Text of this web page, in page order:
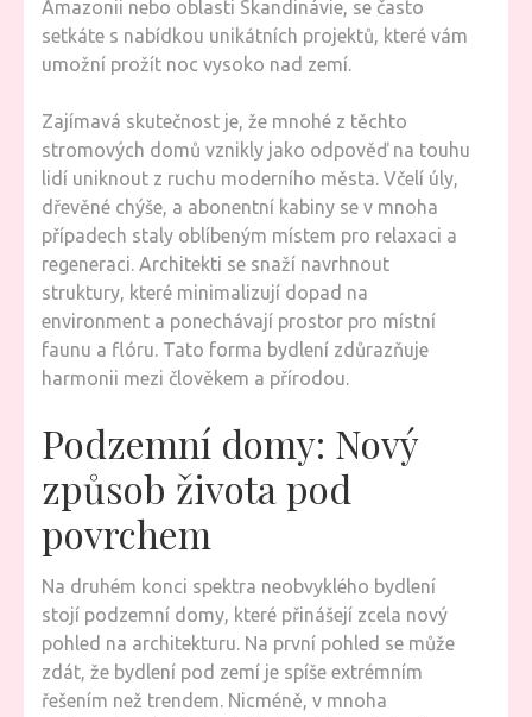
Amazonii nebo oblasti Skandinávie, se často
setkáte s nabídkou unikátních projektů, které vám
umožní prožít noc vysoko nad zemí.
Zajímavá skutečnost je, že mnohé z těchto
stromových domů vznikly jako odpověď na touhu
lidí uniknout z ruchu moderního města. Včelí úly,
dřevěné chýše, a abonentní kabiny se v mnoha
případech staly oblíbeným místem pro relaxaci a
regeneraci. Architekti se snaží navrhnout
struktury, které minimalizují dopad na
environment a ponechávají prostor pro místní
faunu a flóru. Tato forma bydlení zdůrazňuje
harmonii mezi člověkem a přírodou.
Podzemní domy: Nový
způsob života pod
povrchem
Na druhém konci spektra neobvyklého bydlení
stojí podzemní domy, které přinášejí zcela nový
pohled na architekturu. Na první pohled se může
zdát, že bydlení pod zemí je spíše extrémním
řešením než trendem. Nicméně, v mnoha